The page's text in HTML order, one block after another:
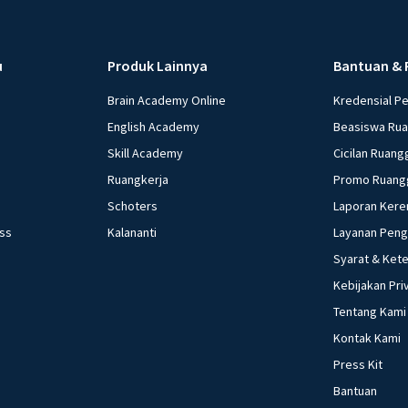
d. 3) dan 5) e. 4) dan 5) Investasi bank lesu, daya beli melemah akan
moneter yang
bunga bank b.
masyarakat d.
Akibat yang
kebijakan
tetap b. Output
naik d. Output
bawah ini yang
pengaturan
moneter
Market
Meningkatkan jumlah
dolar mengalami
Produk Lainnya
Brain Academy Online
English Academy
Skill Academy
Ruangkerja
Schoters
Kalananti
Bantuan &
Kredensial
Beasiswa
Cicilan
Promo
Laporan
Layanan
Syarat &
Kebijakan
Tentang Kami
Kontak Kami
Press Kit
Bantuan